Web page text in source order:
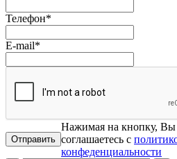
Телефон*
E-mail*
Нажимая на кнопку, Вы
соглашаетесь с
конфеденциальности